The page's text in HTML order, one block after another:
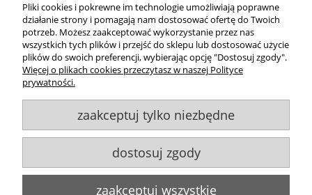
Zakupy
Pomoc
Moje konto
Informacje
, ul. Kukuczki 20/24, 42-224 Częstochowa,
info@goldsun-lampy.pl
Biuro, magazyn, zwroty, odbiór osobisty:ul. Starzyńskiego 6, 42-224
Częstochowa
Pliki cookies i pokrewne im technologie umożliwiają poprawne
działanie strony i pomagają nam dostosować ofertę do Twoich
potrzeb. Możesz zaakceptować wykorzystanie przez nas
wszystkich tych plików i przejść do sklepu lub dostosować użycie
plików do swoich preferencji, wybierając opcję "Dostosuj zgody".
Więcej o plikach cookies przeczytasz w naszej Polityce
prywatności.
zaakceptuj tylko niezbędne
dostosuj zgody
zaakceptuj wszystkie